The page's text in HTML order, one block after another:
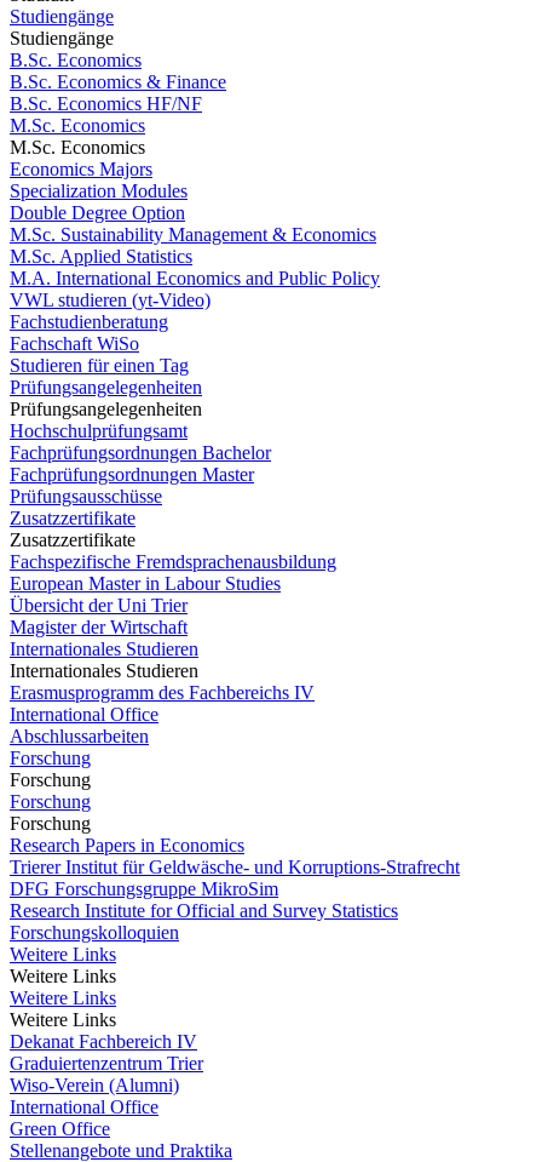
Studiengänge
Studiengänge
B.Sc. Economics
B.Sc. Economics & Finance
B.Sc. Economics HF/NF
M.Sc. Economics
M.Sc. Economics
Economics Majors
Specialization Modules
Double Degree Option
M.Sc. Sustainability Management & Economics
M.Sc. Applied Statistics
M.A. International Economics and Public Policy
VWL studieren (yt-Video)
Fachstudienberatung
Fachschaft WiSo
Studieren für einen Tag
Prüfungsangelegenheiten
Prüfungsangelegenheiten
Hochschulprüfungsamt
Fachprüfungsordnungen Bachelor
Fachprüfungsordnungen Master
Prüfungsausschüsse
Zusatzzertifikate
Zusatzzertifikate
Fachspezifische Fremdsprachenausbildung
European Master in Labour Studies
Übersicht der Uni Trier
Magister der Wirtschaft
Internationales Studieren
Internationales Studieren
Erasmusprogramm des Fachbereichs IV
International Office
Abschlussarbeiten
Forschung
Forschung
Forschung
Forschung
Research Papers in Economics
Trierer Institut für Geldwäsche- und Korruptions-Strafrecht
DFG Forschungsgruppe MikroSim
Research Institute for Official and Survey Statistics
Forschungskolloquien
Weitere Links
Weitere Links
Weitere Links
Weitere Links
Dekanat Fachbereich IV
Graduiertenzentrum Trier
Wiso-Verein (Alumni)
International Office
Green Office
Stellenangebote und Praktika